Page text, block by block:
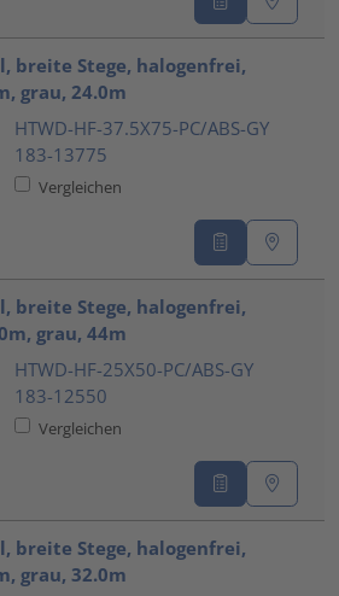
breite Stege, halogenfrei,
grau, 24.0m
HTWD-HF-37.5X75-PC/ABS-GY
183-13775
Vergleichen
breite Stege, halogenfrei,
grau, 44m
HTWD-HF-25X50-PC/ABS-GY
183-12550
Vergleichen
breite Stege, halogenfrei,
grau, 32.0m